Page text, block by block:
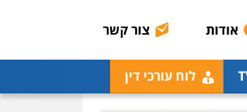
אודות צור קשר
לוח עורכי דין
0507120031
עו"ד אייל אביטל
פלילי פשיעה חמורה
מעצרים וחקירות